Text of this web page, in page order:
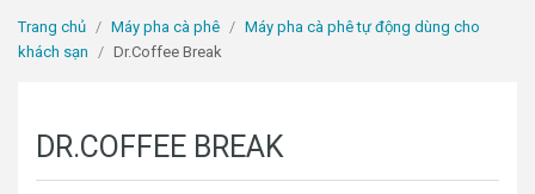
Trang chủ / Máy pha cà phê / Máy pha cà phê tự động dùng cho
khách sạn / Dr.Coffee Break
DR.COFFEE BREAK